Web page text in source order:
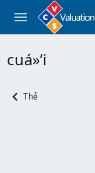
cuá»‘i
Thẻ